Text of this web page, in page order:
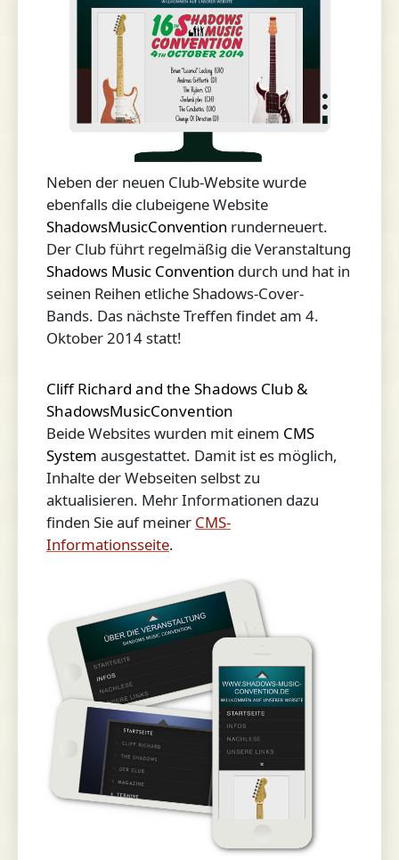
Neben der neuen Club-Website wurde
ebenfalls die clubeigene Website
ShadowsMusicConvention runderneuert.
Der Club führt regelmäßig die Veranstaltung
Shadows Music Convention durch und hat in
seinen Reihen etliche Shadows-Cover-
Bands. Das nächste Treffen findet am 4.
Oktober 2014 statt!
Cliff Richard and the Shadows Club &
ShadowsMusicConvention
Beide Websites wurden mit einem CMS
System ausgestattet. Damit ist es möglich,
Inhalte der Webseiten selbst zu
aktualisieren. Mehr Informationen dazu
finden Sie auf meiner CMS-
Informationsseite.